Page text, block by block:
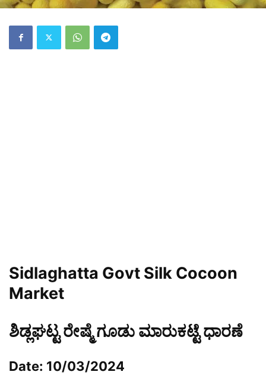
Sidlaghatta Govt Silk Cocoon
Market
ಶಿಡ್ಲಘಟ್ಟ ರೇಷ್ಮೆ ಗೂಡು ಮಾರುಕಟ್ಟೆ ಧಾರಣೆ
Date: 10/03/2024